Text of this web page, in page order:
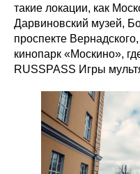
такие локации, как
Дарвиновский музей,
проспекте
кинопарк «Москино»,
RUSSPASS Игры